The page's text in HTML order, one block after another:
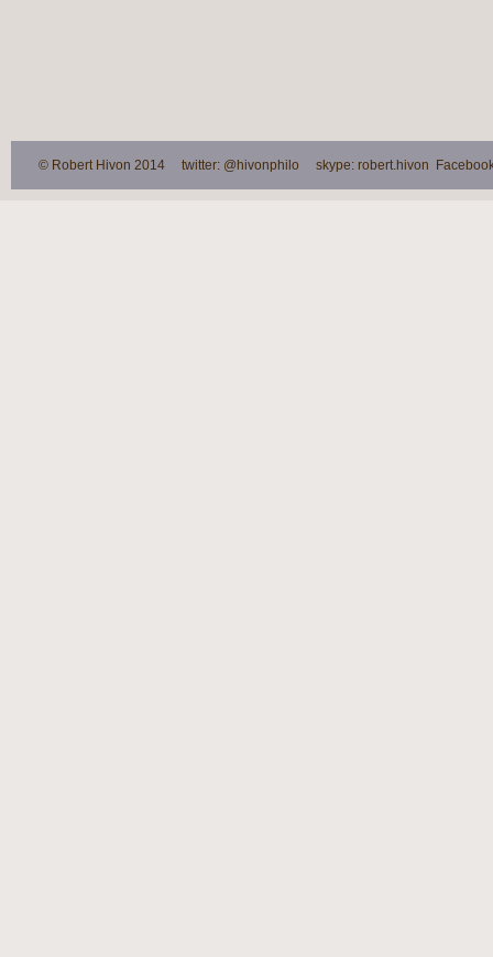
© Robert Hivon 2014 twitter: @hivonphilo skype: robert.hivon